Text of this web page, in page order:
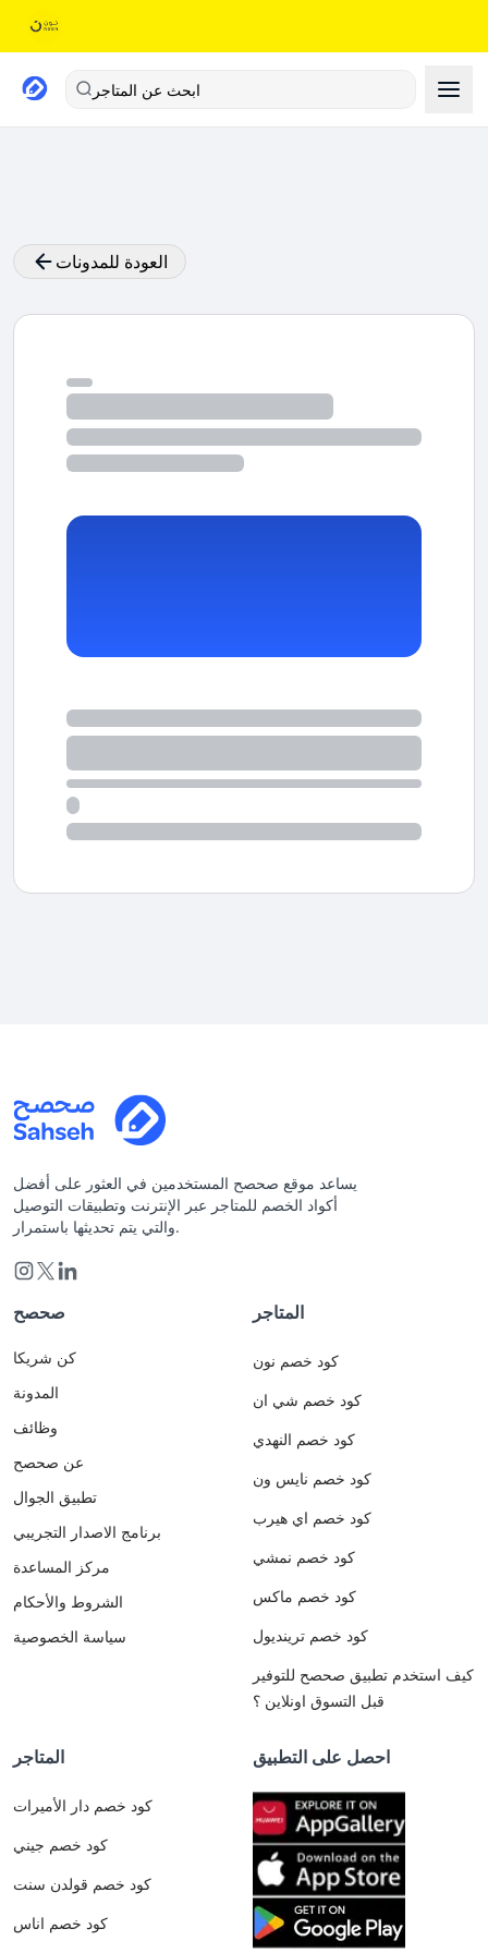
ابحث عن المتاجر
العودة للمدونات
يساعد موقع صحصح المستخدمين في العثور على أفضل
أكواد الخصم للمتاجر عبر الإنترنت وتطبيقات التوصيل
والتي يتم تحديثها باستمرار.
صحصح
كن شريكا
المدونة
وظائف
عن صحصح
تطبيق الجوال
برنامج الاصدار التجريبي
مركز المساعدة
الشروط والأحكام
سياسة الخصوصية
المتاجر
كود خصم نون
كود خصم شي ان
كود خصم النهدي
كود خصم نايس ون
كود خصم اي هيرب
كود خصم نمشي
كود خصم ماكس
كود خصم ترينديول
كيف استخدم تطبيق صحصح للتوفير
قبل التسوق اونلاين ؟
المتاجر
كود خصم دار الأميرات
كود خصم جيني
كود خصم قولدن سنت
كود خصم اناس
احصل على التطبيق